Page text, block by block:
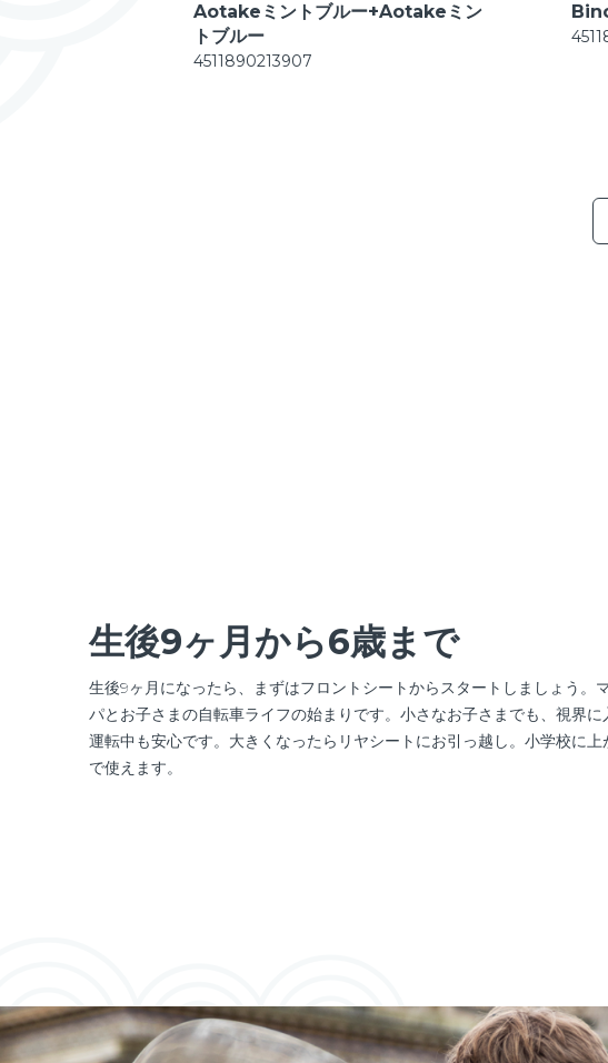
Aotakeミントブルー+Aotakeミン
トブルー
4511890213907
生後9ヶ月から6歳まで
生後9ヶ月になったら、まずはフロントシートからスタートしましょう。
パとお子さまの自転車ライフの始まりです。小さなお子さまでも、視界に
運転中も安心です。大きくなったらリヤシートにお引っ越し。小学校に上
で使えます。